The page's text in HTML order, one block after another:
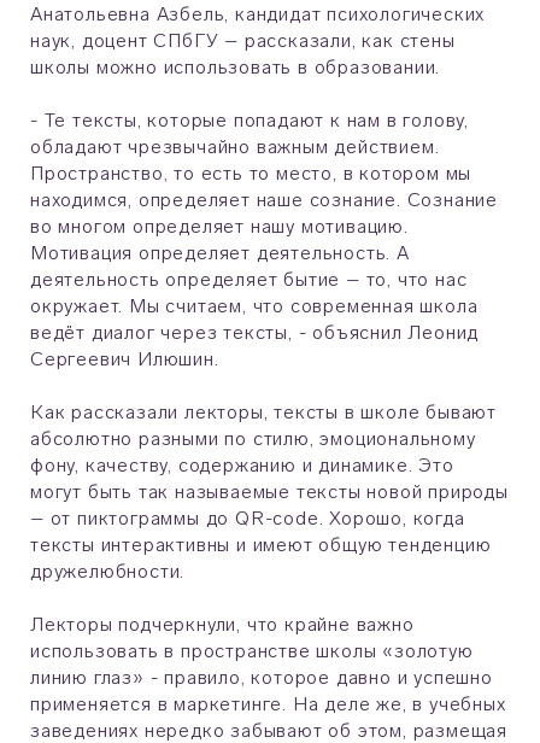
Анатольевна Азбель, кандидат психологических
наук, доцент СПбГУ – рассказали, как стены
школы можно использовать в образовании.
- Те тексты, которые попадают к нам в голову,
обладают чрезвычайно важным действием.
Пространство, то есть то место, в котором мы
находимся, определяет наше сознание. Сознание
во многом определяет нашу мотивацию.
Мотивация определяет деятельность. А
деятельность определяет бытие – то, что нас
окружает. Мы считаем, что современная школа
ведёт диалог через тексты, - объяснил Леонид
Сергеевич Илюшин.
Как рассказали лекторы, тексты в школе бывают
абсолютно разными по стилю, эмоциональному
фону, качеству, содержанию и динамике. Это
могут быть так называемые тексты новой природы
– от пиктограммы до QR-code. Хорошо, когда
тексты интерактивны и имеют общую тенденцию
дружелюбности.
Лекторы подчеркнули, что крайне важно
использовать в пространстве школы «золотую
линию глаз» - правило, которое давно и успешно
применяется в маркетинге. На деле же, в учебных
заведениях нередко забывают об этом, размещая